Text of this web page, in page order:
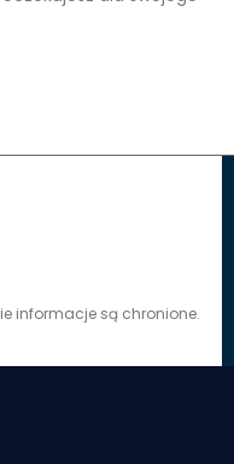
informacje są chronione.